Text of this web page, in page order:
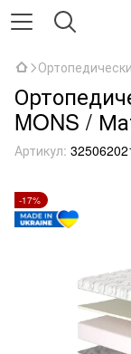
MONS /
Артикул:
-17%